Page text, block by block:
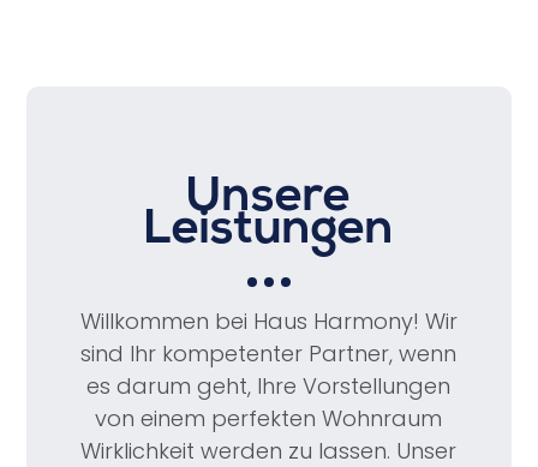
Unsere
Leistungen
Willkommen bei Haus Harmony! Wir
sind Ihr kompetenter Partner, wenn
es darum geht, Ihre Vorstellungen
von einem perfekten Wohnraum
Wirklichkeit werden zu lassen. Unser